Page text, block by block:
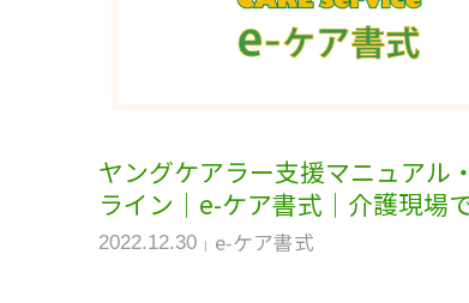
ヤングケアラー支援マニュアル
ライン｜e-ケア書式｜介護現場
2022.12.30 e-ケア書式